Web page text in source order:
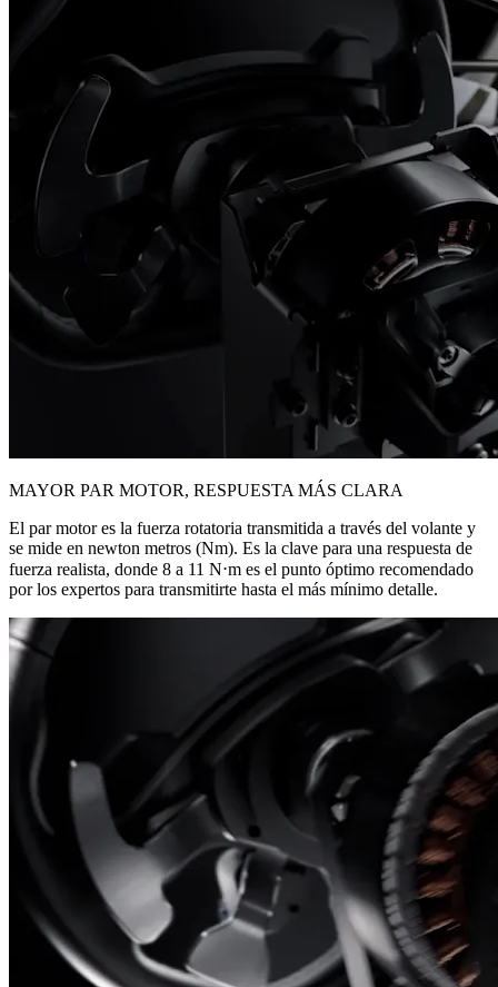
MAYOR PAR MOTOR, RESPUESTA MÁS CLARA
El par motor es la fuerza rotatoria transmitida a través del volante y
se mide en newton metros (Nm). Es la clave para una respuesta de
fuerza realista, donde 8 a 11 N⋅m es el punto óptimo recomendado
por los expertos para transmitirte hasta el más mínimo detalle.